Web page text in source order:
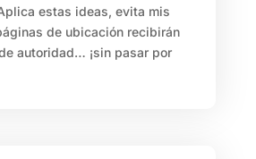
estas ideas, evita mis
de ubicación recibirán
autoridad… ¡sin pasar por